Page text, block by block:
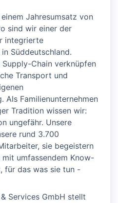
Jahresumsatz von
sind wir einer der
integrierte
Süddeutschland.
Chain verknüpfen
Transport und
Als Familienunternehmen
Tradition wissen wir:
ungefähr. Unsere
rund 3.700
sie begeistern
mit umfassendem Know-
für das was sie tun -
Services GmbH stellt